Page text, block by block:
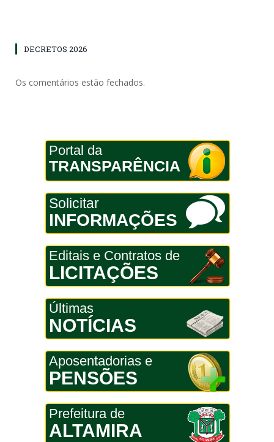
DECRETOS 2026
Os comentários estão fechados.
Portal da
TRANSPARÊNCIA
Solicitar
INFORMAÇÕES
Editais e Contratos de
LICITAÇÕES
Últimas
NOTÍCIAS
Aposentadorias e
PENSÕES
Prefeitura de
ALTAMIRA